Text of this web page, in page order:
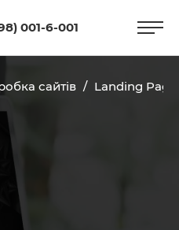
001-6-001
сайтів / Landing Page